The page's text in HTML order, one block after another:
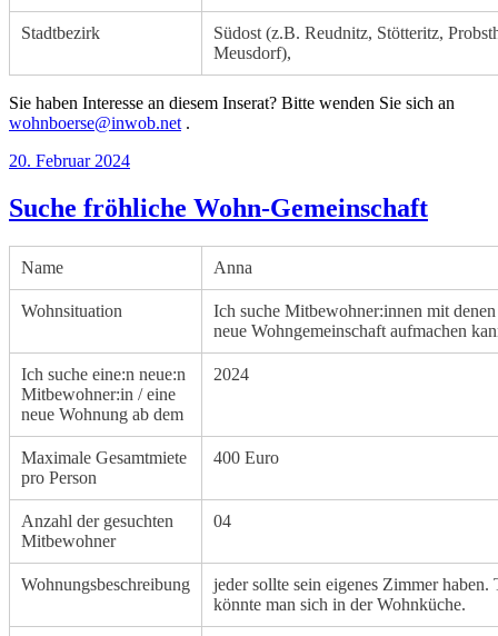
Stadtbezirk
Südost (z.B. Reudnitz, Stötteritz,
Meusdorf),
Sie haben Interesse an diesem Inserat? Bitte wenden Sie sich an
wohnboerse@inwob.net .
Veröffentlicht
20. Februar 2024
Suche fröhliche Wohn-Gemeinschaft
Name Anna
Wohnsituation
Ich suche Mitbewohner:innen mit
neue Wohngemeinschaft aufmachen
Ich suche eine:n neue:n
Mitbewohner:in / eine
neue Wohnung ab dem
2024
Maximale Gesamtmiete
pro Person
400 Euro
Anzahl der gesuchten
Mitbewohner
04
Wohnungsbeschreibung
jeder sollte sein eigenes Zimmer haben.
könnte man sich in der Wohnküche.